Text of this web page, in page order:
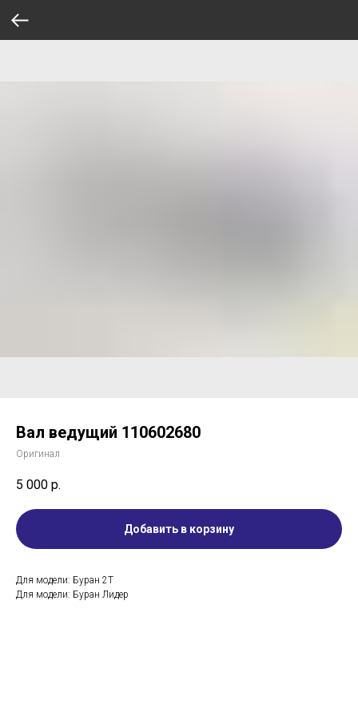
Вал ведущий 110602680
Оригинал
5 000 р.
Добавить в корзину
Для модели: Буран 2Т
Для модели: Буран Лидер